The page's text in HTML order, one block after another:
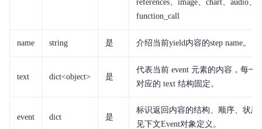
references、image、chart、audio、
function_call
name string 是 介绍当前yield内容的step name。
text dict<object> 是
代表当前 event 元素的内容，每一
对应的 text 结构固定。
event dict 是
标识返回内容的结构、顺序、状态
见下文Event对象定义。